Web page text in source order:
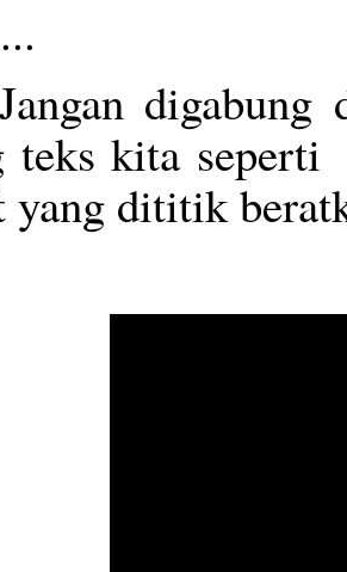
Jangan
teks kita seperti
yang dititik